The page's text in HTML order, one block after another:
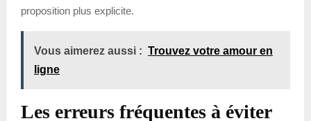
proposition plus explicite.
Vous aimerez aussi : Trouvez votre amour en
ligne
Les erreurs fréquentes à éviter